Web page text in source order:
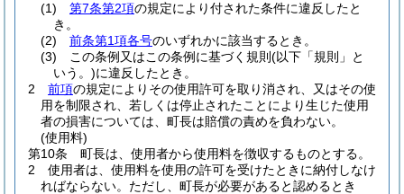
(1)
第7条第2項の規定により付された条件に違反したと
き。
(2)
前条第1項各号のいずれかに該当するとき。
(3)
この条例又はこの条例に基づく規則 (以下「規則」と
いう。)に違反したとき。
2
前項の規定によりその使用許可を取り消され、又はその使
用を制限され、若しくは停止されたことにより生じた使用
者の損害については、町長は賠償の責めを負わない。
(使用料)
第10条
町長は、使用者から使用料を徴収するものとする。
2
使用者は、使用料を使用の許可を受けたときに納付しなけ
ればならない。 ただし、町長が必要があると認めるとき